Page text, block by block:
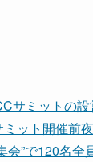
サミットの設
ット開催前
”で120名全